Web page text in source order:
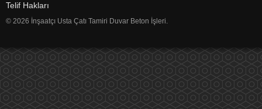
Telif Hakları
© 2026 İnşaatçı Usta Çatı Tamiri Duvar Beton İşleri.